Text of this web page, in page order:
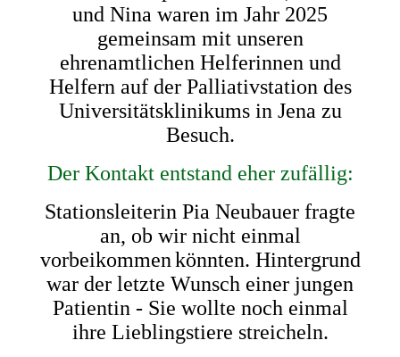
und Nina waren im Jahr 2025
gemeinsam mit unseren
ehrenamtlichen Helferinnen und
Helfern auf der Palliativstation des
Universitätsklinikums in Jena zu
Besuch.
Der Kontakt entstand eher zufällig:
Stationsleiterin Pia Neubauer fragte
an, ob wir nicht einmal
vorbeikommenkönnten. Hintergrund
war der letzte Wunsch einer jungen
Patientin - Sie wollte noch einmal
ihre Lieblingstiere streicheln.